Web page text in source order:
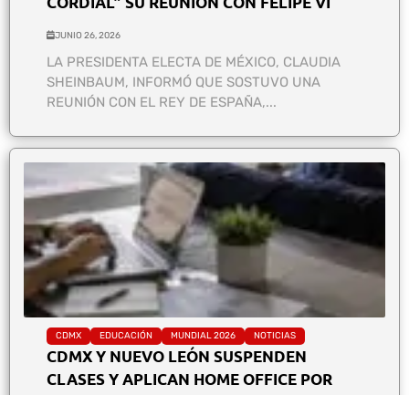
JUNIO 26, 2026
LA PRESIDENTA ELECTA DE MÉXICO, CLAUDIA
SHEINBAUM, INFORMÓ QUE SOSTUVO UNA
REUNIÓN CON EL REY DE ESPAÑA,...
CDMX EDUCACIÓN MUNDIAL 2026 NOTICIAS
CDMX Y NUEVO LEÓN SUSPENDEN
CLASES Y APLICAN HOME OFFICE POR